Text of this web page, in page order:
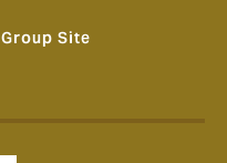
Group Site